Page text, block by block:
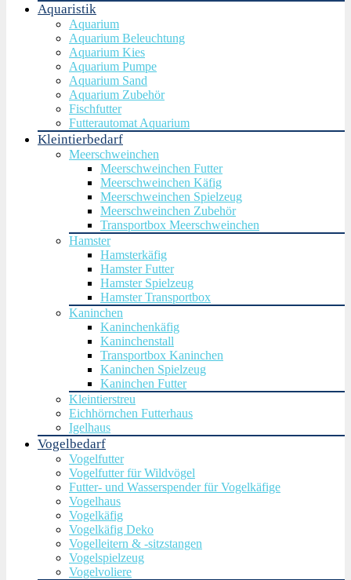
Aquaristik
Aquarium
Aquarium Beleuchtung
Aquarium Kies
Aquarium Pumpe
Aquarium Sand
Aquarium Zubehör
Fischfutter
Futterautomat Aquarium
Kleintierbedarf
Meerschweinchen
Meerschweinchen Futter
Meerschweinchen Käfig
Meerschweinchen Spielzeug
Meerschweinchen Zubehör
Transportbox Meerschweinchen
Hamster
Hamsterkäfig
Hamster Futter
Hamster Spielzeug
Hamster Transportbox
Kaninchen
Kaninchenkäfig
Kaninchenstall
Transportbox Kaninchen
Kaninchen Spielzeug
Kaninchen Futter
Kleintierstreu
Eichhörnchen Futterhaus
Igelhaus
Vogelbedarf
Vogelfutter
Vogelfutter für Wildvögel
Futter- und Wasserspender für Vogelkäfige
Vogelhaus
Vogelkäfig
Vogelkäfig Deko
Vogelleitern & -sitzstangen
Vogelspielzeug
Vogelvoliere